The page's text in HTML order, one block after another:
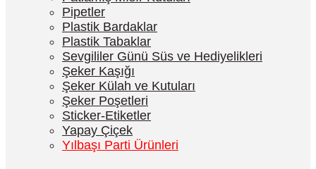
Pipetler
Plastik Bardaklar
Plastik Tabaklar
Sevgililer Günü Süs ve Hediyelikleri
Şeker Kaşığı
Şeker Külah ve Kutuları
Şeker Poşetleri
Sticker-Etiketler
Yapay Çiçek
Yılbaşı Parti Ürünleri